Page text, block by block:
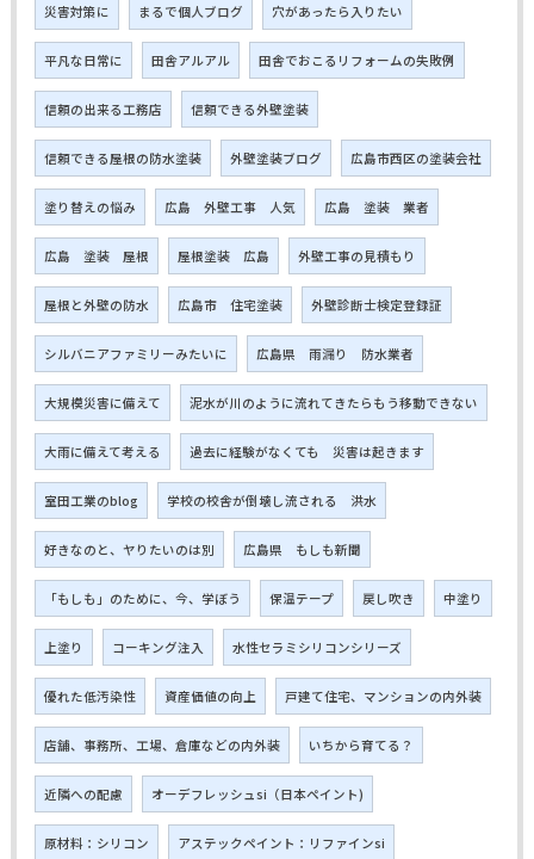
災害対策に まるで個人ブログ 穴があったら入りたい
平凡な日常に 田舎アルアル 田舎でおこるリフォームの失敗例
信頼の出来る工務店 信頼できる外壁塗装
信頼できる屋根の防水塗装 外壁塗装ブログ 広島市西区の塗装会社
塗り替えの悩み 広島 外壁工事 人気 広島 塗装 業者
広島 塗装 屋根 屋根塗装 広島 外壁工事の見積もり
屋根と外壁の防水 広島市 住宅塗装 外壁診断士検定登録証
シルバニアファミリーみたいに 広島県 雨漏り 防水業者
大規模災害に備えて 泥水が川のように流れてきたらもう移動できない
大雨に備えて考える 過去に経験がなくても 災害は起きます
室田工業のblog 学校の校舎が倒壊し流される 洪水
好きなのと、ヤりたいのは別 広島県 もしも新聞
「もしも」のために、今、学ぼう 保温テープ 戻し吹き 中塗り
上塗り コーキング注入 水性セラミシリコンシリーズ
優れた低汚染性 資産価値の向上 戸建て住宅、マンションの内外装
店舗、事務所、工場、倉庫などの内外装 いちから育てる？
近隣への配慮 オーデフレッシュsi（日本ペイント)
原材料：シリコン アステックペイント：リファインsi